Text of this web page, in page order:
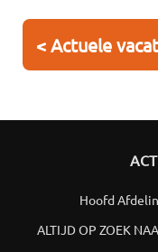
< Actuele
Hoofd
ALTIJD OP ZOEK